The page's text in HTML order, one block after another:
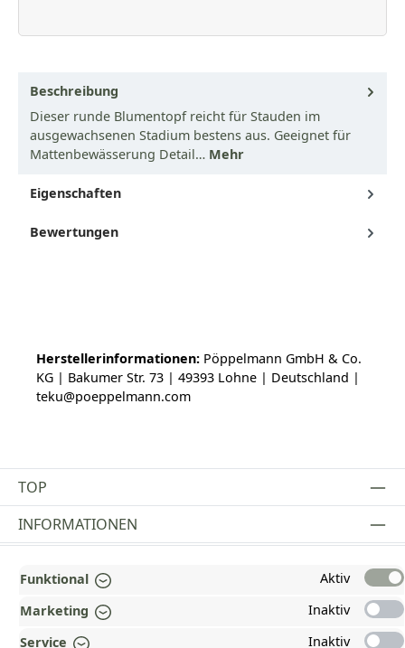
Beschreibung
Dieser runde Blumentopf reicht für Stauden im
ausgewachsenen Stadium bestens aus. Geeignet für
Mattenbewässerung Detail… Mehr
Eigenschaften
Bewertungen
Herstellerinformationen: Pöppelmann GmbH & Co.
KG | Bakumer Str. 73 | 49393 Lohne | Deutschland |
teku@poeppelmann.com
TOP
INFORMATIONEN
AUSGEZEICHNET UND ZERTIFIZIERT!
Funktional
Aktiv
Marketing
Inaktiv
Service
Inaktiv